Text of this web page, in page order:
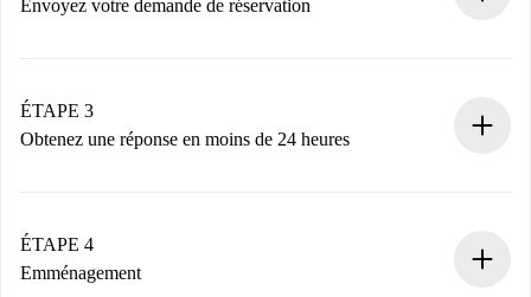
Envoyez votre demande de réservation
Nous ne vous facturerons rien tant que le propriétaire
n’aura pas accepté.
ÉTAPE 3
Obtenez une réponse en moins de 24 heures
contact avec le propriétaire.
Si refusé : aucun prélèvement et nous vous proposerons
ÉTAPE 4
Emménagement